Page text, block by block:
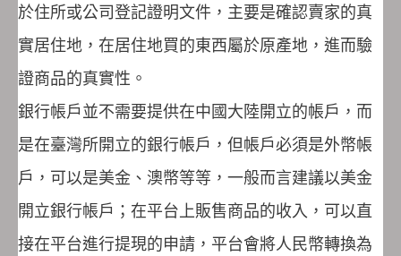
於住所或公司登記證明文件，主要是確認賣家的真
實居住地，在居住地買的東西屬於原產地，進而驗
證商品的真實性。
銀行帳戶並不需要提供在中國大陸開立的帳戶，而
是在臺灣所開立的銀行帳戶，但帳戶必須是外幣帳
戶，可以是美金、澳幣等等，一般而言建議以美金
開立銀行帳戶；在平台上販售商品的收入，可以直
接在平台進行提現的申請，平台會將人民幣轉換為